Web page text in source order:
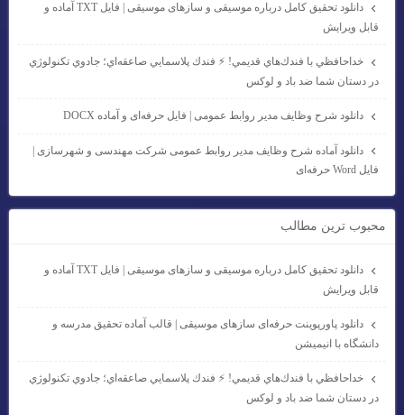
دانلود تحقیق کامل درباره موسیقی و سازهای موسیقی | فایل TXT آماده و
قابل ویرایش
خداحافظي با فندك‌هاي قديمي! ⚡ فندك پلاسمايي صاعقه‌اي؛ جادوي تكنولوژي
در دستان شما ضد باد و لوكس
دانلود شرح وظایف مدیر روابط عمومی | فایل حرفه‌ای و آماده DOCX
دانلود آماده شرح وظایف مدیر روابط عمومی شرکت مهندسی و شهرسازی |
فایل Word حرفه‌ای
محبوب ترين مطالب
دانلود تحقیق کامل درباره موسیقی و سازهای موسیقی | فایل TXT آماده و
قابل ویرایش
دانلود پاورپوینت حرفه‌ای سازهای موسیقی | قالب آماده تحقیق مدرسه و
دانشگاه با انیمیشن
خداحافظي با فندك‌هاي قديمي! ⚡ فندك پلاسمايي صاعقه‌اي؛ جادوي تكنولوژي
در دستان شما ضد باد و لوكس